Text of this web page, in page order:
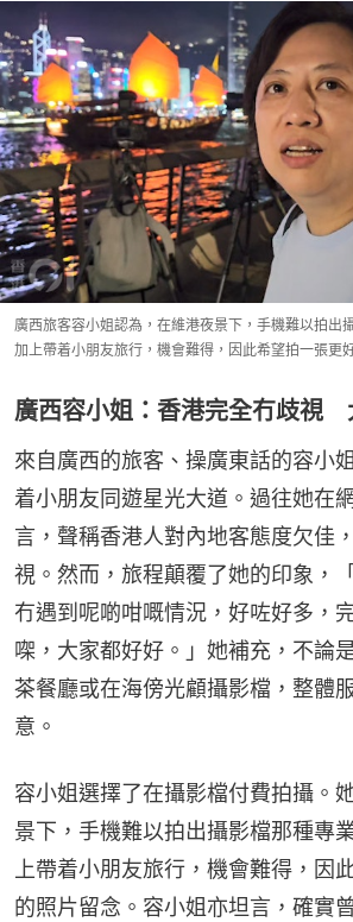
廣西旅客容小姐認為，在維港夜景下，手機難以拍出
加上帶着小朋友旅行，機會難得，因此希望拍一張更
廣西容小姐：香港完全冇歧視
來自廣西的旅客、操廣東話的容小
着小朋友同遊星光大道。過往她在
言，聲稱香港人對內地客態度欠佳
視。然而，旅程顛覆了她的印象，
冇遇到呢啲咁嘅情況，好咗好多，
㗎，大家都好好。」她補充，不論
茶餐廳或在海傍光顧攝影檔，整體
意。
容小姐選擇了在攝影檔付費拍攝。
景下，手機難以拍出攝影檔那種專
上帶着小朋友旅行，機會難得，因
的照片留念。容小姐亦坦言，確實